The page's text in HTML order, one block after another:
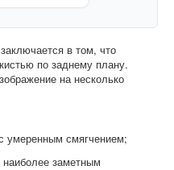
в том, что
по заднему плану.
на несколько
смягчением;
заметным